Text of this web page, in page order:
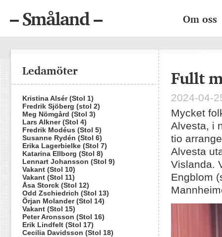
– Småland – Om oss
Fullt
2024-04-
Mycket
Alvesta, i
tio
Alvesta
Vislanda.
Engblom
Ledamöter
Kristina Alsér (Stol 1)
Fredrik Sjöberg (stol 2)
Meg Nömgård (Stol 3)
Lars Alkner (Stol 4)
Fredrik Modéus (Stol 5)
Susanne Rydén (Stol 6)
Erika Lagerbielke (Stol 7)
Katarina Ellborg (Stol 8)
Lennart Johansson (Stol 9)
Vakant (Stol 10)
Vakant (Stol 11)
Åsa Storck (Stol 12)
Odd Zschiedrich (Stol 13)
Örjan Molander (Stol 14)
Vakant (Stol 15)
Peter Aronsson (Stol 16)
Erik Lindfelt (Stol 17)
Cecilia Davidsson (Stol 18)